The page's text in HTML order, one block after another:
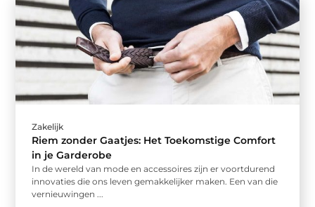
Zakelijk
Riem zonder Gaatjes: Het Toekomstige Comfort
in je Garderobe
In de wereld van mode en accessoires zijn er voortdurend
innovaties die ons leven gemakkelijker maken. Een van die
vernieuwingen ...